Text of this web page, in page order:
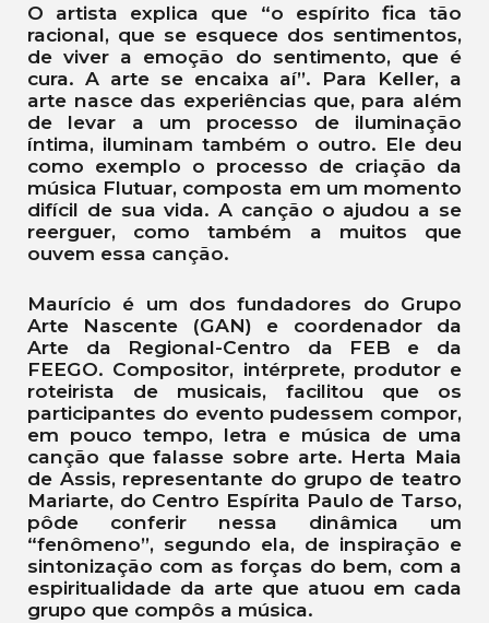
O artista explica que “o espírito fica tão
racional, que se esquece dos sentimentos,
de viver a emoção do sentimento, que é
cura. A arte se encaixa aí”. Para Keller, a
arte nasce das experiências que, para além
de levar a um processo de iluminação
íntima, iluminam também o outro. Ele deu
como exemplo o processo de criação da
música Flutuar, composta em um momento
difícil de sua vida. A canção o ajudou a se
reerguer, como também a muitos que
ouvem essa canção.
Maurício é um dos fundadores do Grupo
Arte Nascente (GAN) e coordenador da
Arte da Regional-Centro da FEB e da
FEEGO. Compositor, intérprete, produtor e
roteirista de musicais, facilitou que os
participantes do evento pudessem compor,
em pouco tempo, letra e música de uma
canção que falasse sobre arte. Herta Maia
de Assis, representante do grupo de teatro
Mariarte, do Centro Espírita Paulo de Tarso,
pôde conferir nessa dinâmica um
“fenômeno”, segundo ela, de inspiração e
sintonização com as forças do bem, com a
espiritualidade da arte que atuou em cada
grupo que compôs a música.